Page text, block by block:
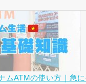
ムATMの使い方｜急